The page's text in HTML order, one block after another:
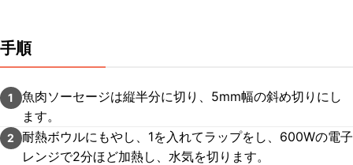
手順
1
魚肉ソーセージは縦半分に切り、5mm幅の斜め切りにし
ます。
2
耐熱ボウルにもやし、1を入れてラップをし、600Wの電子
レンジで2分ほど加熱し、水気を切ります。